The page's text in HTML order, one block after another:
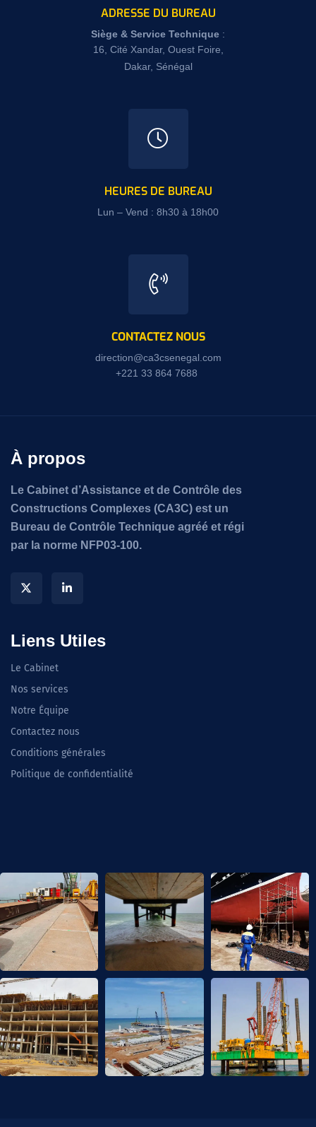
ADRESSE DU BUREAU
Siège & Service Technique :
16, Cité Xandar, Ouest Foire,
Dakar, Sénégal
HEURES DE BUREAU
Lun – Vend : 8h30 à 18h00
CONTACTEZ NOUS
direction@ca3csenegal.com
+221 33 864 7688
À propos
Le Cabinet d’Assistance et de Contrôle des
Constructions Complexes (CA3C) est un
Bureau de Contrôle Technique agréé et régi
par la norme NFP03-100.
Liens Utiles
Le Cabinet
Nos services
Notre Équipe
Contactez nous
Conditions générales
Politique de confidentialité